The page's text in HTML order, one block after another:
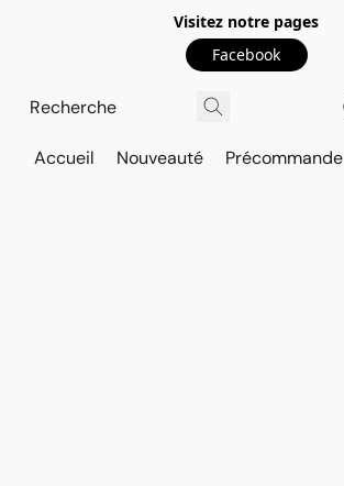
Visitez notre pages
Facebook
Accueil Nouveauté Précommande